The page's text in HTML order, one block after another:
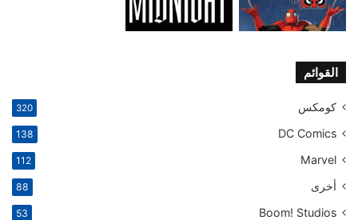
القوائم
كومكس 320
DC Comics
138
Marvel
112
أخرى 88
Boom! Studios
53